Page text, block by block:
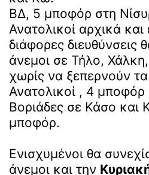
ΒΔ, 5 μποφόρ στη
Ανατολικοί αρχικά και
διάφορες διευθύνσεις
άνεμοι σε Τήλο,
χωρίς να ξεπερνούν
Ανατολικοί , 4 μποφόρ
Βοριάδες σε Κάσο και
μποφόρ.
Ενισχυμένοι θα
άνεμοι και την